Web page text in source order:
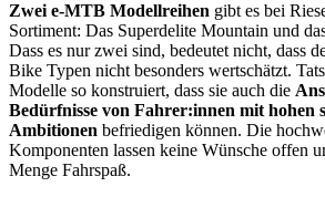
Zwei e-MTB Modellreihen gibt es bei
Sortiment: Das Superdelite Mountain und
Dass es nur zwei sind, bedeutet nicht, dass
Bike Typen nicht besonders wertschätzt.
Modelle so konstruiert, dass sie auch die
Bedürfnisse von Fahrer:innen mit hohen
Ambitionen befriedigen können. Die
Komponenten lassen keine Wünsche offen
Menge Fahrspaß.